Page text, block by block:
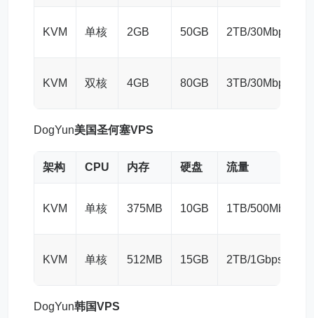
KVM 单核 2GB 50GB 2TB/30Mbps
KVM 双核 4GB 80GB 3TB/30Mbps
DogYun美国圣何塞VPS
架构 CPU 内存 硬盘 流量
KVM 单核 375MB 10GB 1TB/500Mbps
KVM 单核 512MB 15GB 2TB/1Gbps
DogYun韩国VPS